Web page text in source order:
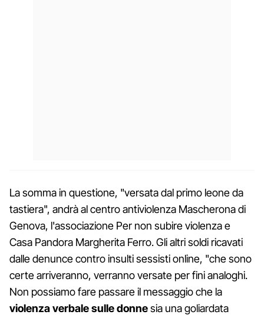
La somma in questione, "versata dal primo leone da
tastiera", andrà al centro antiviolenza Mascherona di
Genova, l'associazione Per non subire violenza e
Casa Pandora Margherita Ferro. Gli altri soldi ricavati
dalle denunce contro insulti sessisti online, "che sono
certe arriveranno, verranno versate per fini analoghi.
Non possiamo fare passare il messaggio che la
violenza verbale sulle donnesia una goliardata